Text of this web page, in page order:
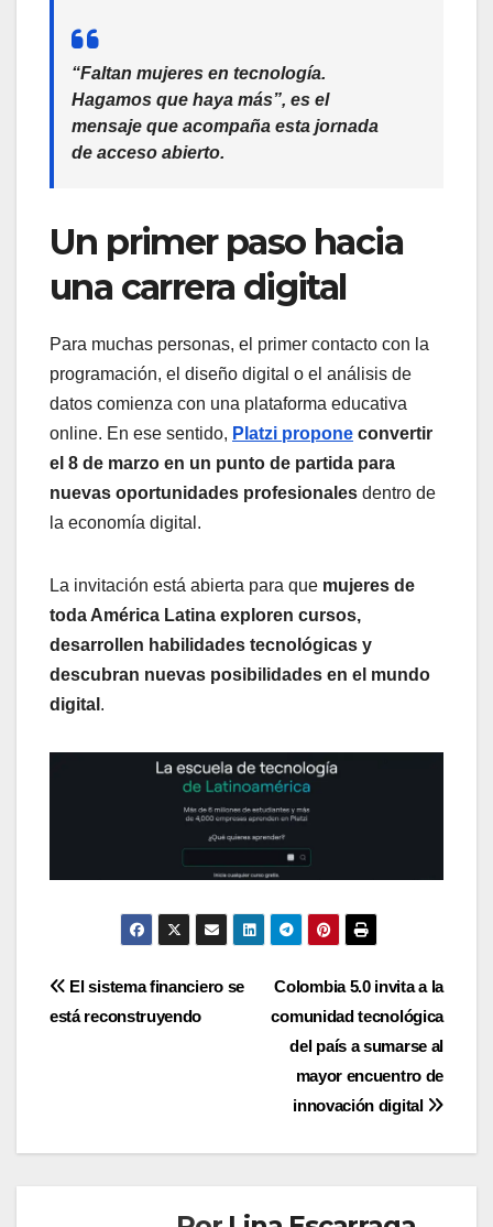
“Faltan mujeres en tecnología.
Hagamos que haya más”, es el
mensaje que acompaña esta jornada
de acceso abierto.
Un primer paso hacia
una carrera digital
Para muchas personas, el primer contacto con la
programación, el diseño digital o el análisis de
datos comienza con una plataforma educativa
online. En ese sentido, Platzi propone convertir
el 8 de marzo en un punto de partida para
nuevas oportunidades profesionales dentro de
la economía digital.
La invitación está abierta para que mujeres de
toda América Latina exploren cursos,
desarrollen habilidades tecnológicas y
descubran nuevas posibilidades en el mundo
digital .
Navegación
Colombia 5.0 invita a la
comunidad tecnológica
del país a sumarse al
mayor encuentro de
innovación digital
El sistema financiero se
está reconstruyendo